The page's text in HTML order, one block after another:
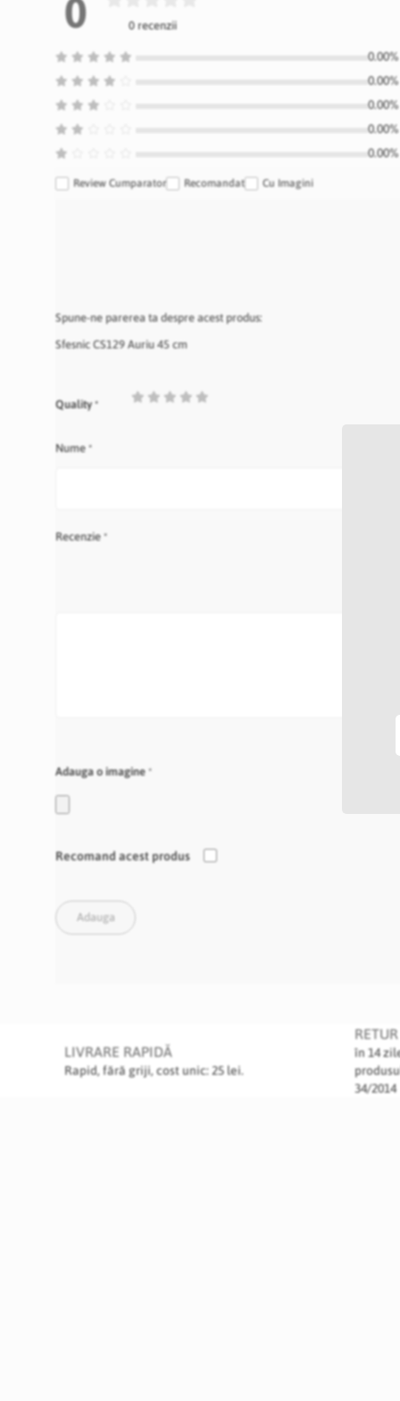
0 0 recenzii
Review Cumparator Recomandat Cu Imagini
Spune-ne parerea ta despre acest produs:
Sfesnic CS129 Auriu 45 cm
Quality
1
2
3
4
Nume
Recenzie
Adauga o imagine
Recomand acest produs
Adauga
LIVRARE RAPIDĂ
Rapid, fără griji, cost unic: 25 lei.
în 14
34/2014